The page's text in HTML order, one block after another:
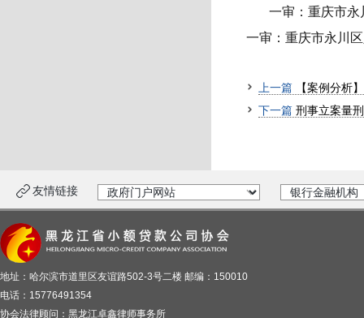
一审：重庆市永
一审：重庆市永川
上一篇
【案例分析】
下一篇 刑事立案量
友情链接
地址：哈尔滨市道里区友谊路502-3号二楼 邮编：150010
电话：15776491354
协会法律顾问：黑龙江卓鑫律师事务所